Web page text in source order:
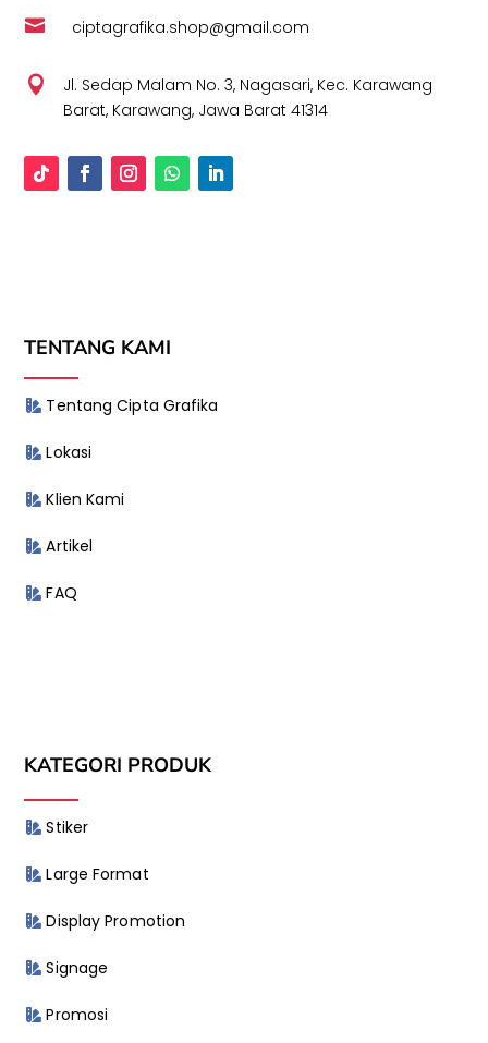
 ciptagrafika.shop@gmail.com

Jl. Sedap Malam No. 3, Nagasari, Kec. Karawang
Barat, Karawang, Jawa Barat 41314
TENTANG KAMI
Tentang Cipta Grafika
Lokasi
Klien Kami
Artikel
FAQ
KATEGORI PRODUK
Stiker
Large Format
Display Promotion
Signage
Promosi